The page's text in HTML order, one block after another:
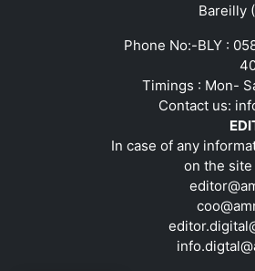
Bareilly
Phone No:-BLY :
Timings : Mon-
Contact us:
In case of any
on the site